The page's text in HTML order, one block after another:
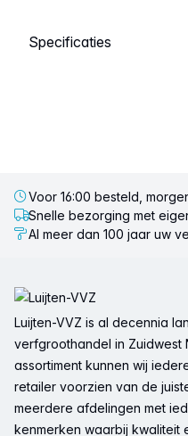
Selecteer een tabblad
Voor 16:00 besteld,
Snelle bezorging met
Al meer dan 100 jaar uw
Luijten-VVZ is al decennia
verfgroothandel in Zuidwest
assortiment kunnen wij
retailer voorzien van de
meerdere afdelingen met
kenmerken waarbij kwaliteit